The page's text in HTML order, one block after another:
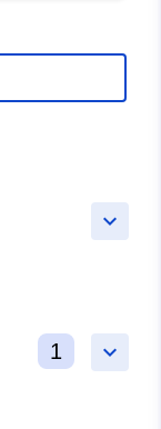
keyboard_arrow_down
keyboard_arrow_down
1